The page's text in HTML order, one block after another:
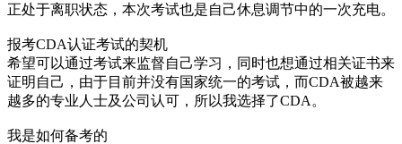
正处于离职状态，本次考试也是自己休息调节中的一次充电。
报考CDA认证考试的契机
希望可以通过考试来监督自己学习，同时也想通过相关证书来
证明自己，由于目前并没有国家统一的考试，而CDA被越来
越多的专业人士及公司认可，所以我选择了CDA。
我是如何备考的